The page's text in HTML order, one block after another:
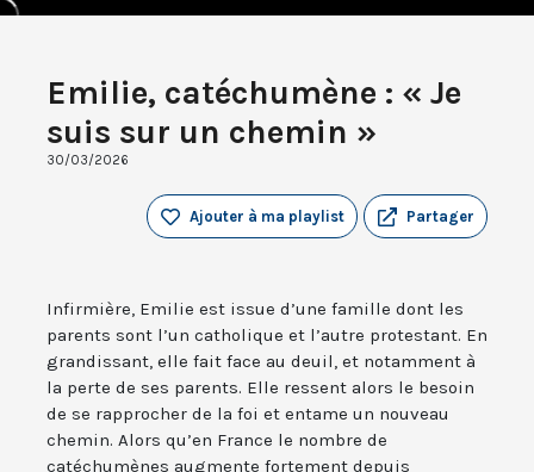
Emilie, catéchumène : « Je
suis sur un chemin »
30/03/2026
Partager
Ajouter à ma playlist
Infirmière, Emilie est issue d’une famille dont les
parents sont l’un catholique et l’autre protestant. En
grandissant, elle fait face au deuil, et notamment à
la perte de ses parents. Elle ressent alors le besoin
de se rapprocher de la foi et entame un nouveau
chemin. Alors qu’en France le nombre de
catéchumènes augmente fortement depuis